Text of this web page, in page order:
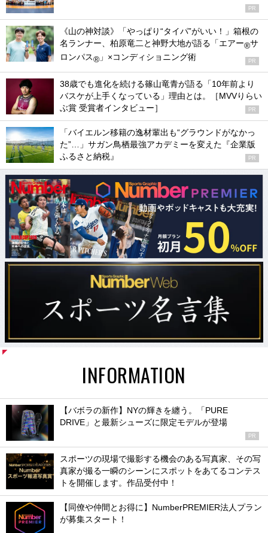
PR
《山の神対談》「やっぱり“タイパ”がいい！」箱根の
名ランナー、柏原竜二と神野大地が語る「エアー®サ
ロンパス® 」×コンディショニング術 PR
38歳でも進化を続ける篠山竜青が語る「10年前より
バスケが上手くなっている」理由とは。［MVVりらい
ぶ賞 受賞者インタビュー］
PR
「バイエルン移籍の逸材輩出も“グラウンドがなかっ
た”…」サガン鳥栖最強アカデミーを変えた『企業版
ふるさと納税』
PR
INFORMATION
【バボラの新作】NYの輝きを纏う。「PURE
DRIVE」と最新シューズに限定モデルが登場
PR
スポーツの現場で撮影する機会のある写真家、その写
真家が撮る一瞬のシーンにスポットをあてるコンテス
トを開催します。作品受付中！
【同僚や仲間とお得に】NumberPREMIER法人プラン
が募集スタート！